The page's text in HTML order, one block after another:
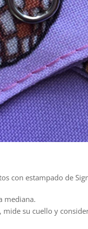
con estampado de
mediana.
mide su cuello y